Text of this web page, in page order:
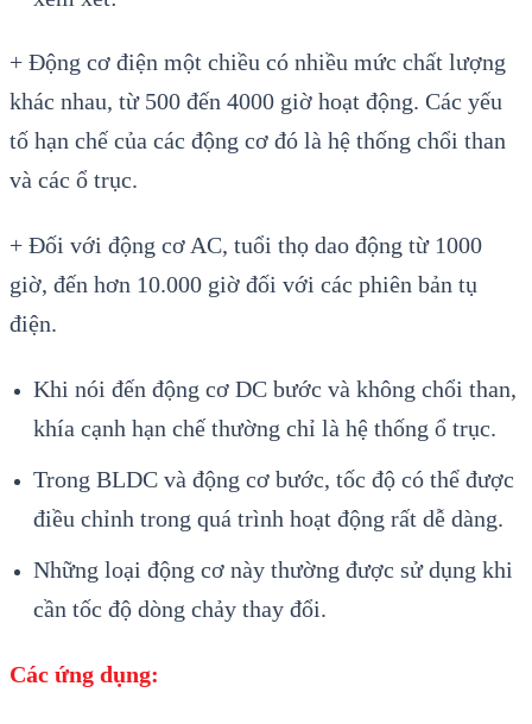
+ Động cơ điện một chiều có nhiều mức chất lượng
khác nhau, từ 500 đến 4000 giờ hoạt động. Các yếu
tố hạn chế của các động cơ đó là hệ thống chổi than
và các ổ trục.
+ Đối với động cơ AC, tuổi thọ dao động từ 1000
giờ, đến hơn 10.000 giờ đối với các phiên bản tụ
điện.
Khi nói đến động cơ DC bước và không chổi than,
khía cạnh hạn chế thường chỉ là hệ thống ổ trục.
Trong BLDC và động cơ bước, tốc độ có thể được
điều chỉnh trong quá trình hoạt động rất dễ dàng.
Những loại động cơ này thường được sử dụng khi
cần tốc độ dòng chảy thay đổi.
Các ứng dụng: